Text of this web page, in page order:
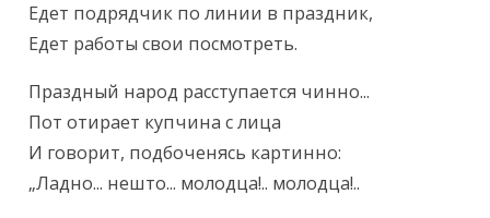
Едет подрядчик по линии в праздник,
Едет работы свои посмотреть.
Праздный народ расступается чинно...
Пот отирает купчина с лица
И говорит, подбоченясь картинно:
„Ладно... нешто... молодца!.. молодца!..